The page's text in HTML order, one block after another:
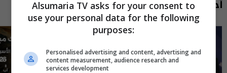
أحدث الحلقات
Alsumaria TV asks for your consent to
use your personal data for the following
purposes:
Personalised advertising and content, advertising and
content measurement, audience research and
services development